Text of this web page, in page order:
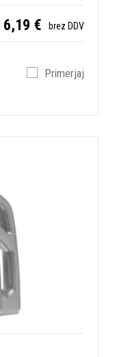
6,19 € brez DDV
Primerjaj